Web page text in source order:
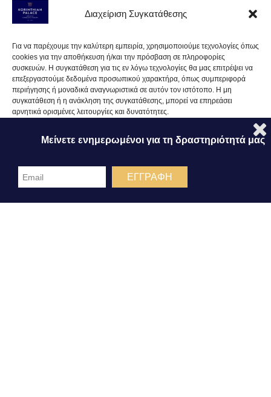
Διαχείριση Συγκατάθεσης
Για να παρέχουμε την καλύτερη εμπειρία, χρησιμοποιούμε τεχνολογίες όπως
cookies για την αποθήκευση ή/και την πρόσβαση σε πληροφορίες
συσκευών. Η συγκατάθεση για τις εν λόγω τεχνολογίες θα μας επιτρέψει να
επεξεργαστούμε δεδομένα προσωπικού χαρακτήρα, όπως συμπεριφορά
περιήγησης ή μοναδικά αναγνωριστικά σε αυτόν τον ιστότοπο. Η μη
συγκατάθεση ή η ανάκληση της συγκατάθεσης, μπορεί να επηρεάσει
αρνητικά ορισμένες λειτουργίες και δυνατότητες.
Αποδοχή
Δεν αποδέχομαι
Προβολή προτιμήσεων
Further Details
Submit
Μείνετε ενημερωμένοι για τη δραστηριότητά μας
ΕΓΓΡΑΦΗ